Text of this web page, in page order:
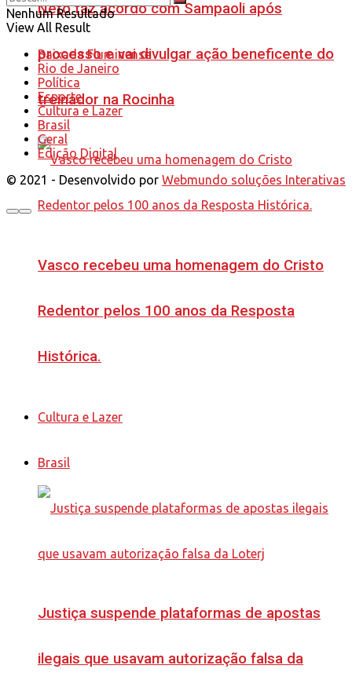
Neto faz acordo com Sampaoli após
processo e vai divulgar ação beneficente do
treinador na Rocinha
Vasco recebeu uma homenagem do Cristo
Redentor pelos 100 anos da Resposta
Histórica.
Cultura e Lazer
Brasil
Justiça suspende plataformas de apostas
ilegais que usavam autorização falsa da
Nenhum Resultado
View All Result
Baixada Fluminense
Rio de Janeiro
Política
Esporte
Cultura e Lazer
Brasil
Geral
Edição Digital
© 2021 - Desenvolvido por Webmundo soluções Interativas